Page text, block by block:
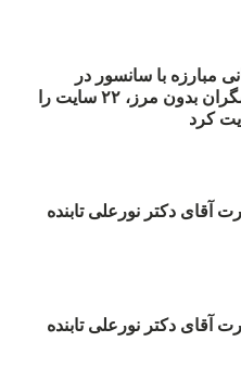
جهانی مبارزه با سانسور در
اینترنت: #آزادی هم‌آیند گزارشگران‌ بدون مرز، ۲۲ سایت را
کرد
آقای دکتر نورعلی تابنده
آقای دکتر نورعلی تابنده